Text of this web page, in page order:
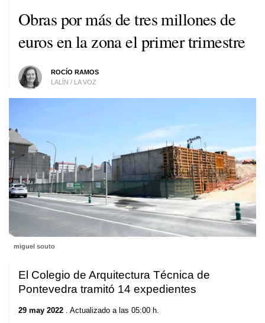
Obras por más de tres millones de
euros en la zona el primer trimestre
ROCÍO RAMOS
LALÍN / LA VOZ
miguel souto
El Colegio de Arquitectura Técnica de
Pontevedra tramitó 14 expedientes
29 may 2022 . Actualizado a las 05:00 h.